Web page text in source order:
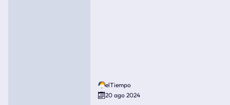
elTiempo
20 ago 2024